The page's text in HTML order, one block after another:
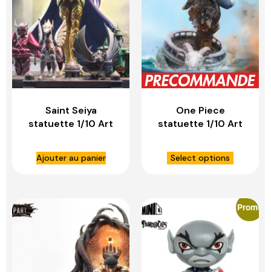
Saint Seiya
statuette 1/10 Art
Deluxe – IRON
STUDIOS
Ajouter au panier
One Piece
statuette 1/10 Art
STUDIOS
Select options
Promo